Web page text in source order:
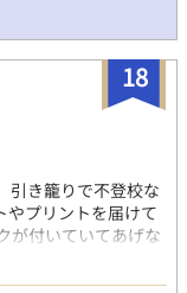
18
引き籠りで不登校な
やプリントを届けて
が付いていてあげな
光の面倒を見る為、